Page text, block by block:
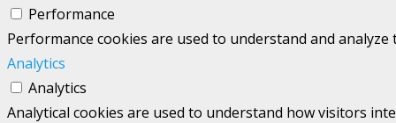
Performance
Performance cookies are used to understand and
Analytics
Analytics
Analytical cookies are used to understand how visitors